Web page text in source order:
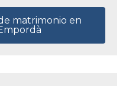
matrimonio en